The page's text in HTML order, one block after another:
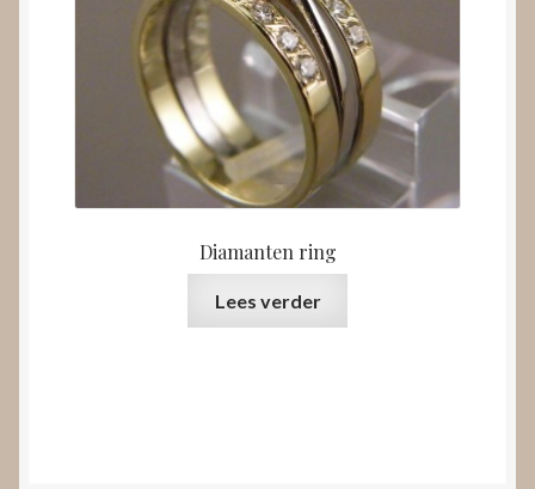
Diamanten ring
Lees verder